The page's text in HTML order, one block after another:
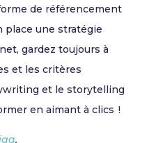
de référencement
place une stratégie
gardez toujours à
et les critères
et le storytelling
en aimant à clics !
.